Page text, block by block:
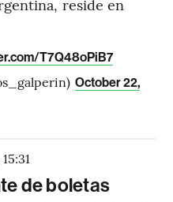
reside en
T7Q48oPiB7
October 22,
15:31
de boletas